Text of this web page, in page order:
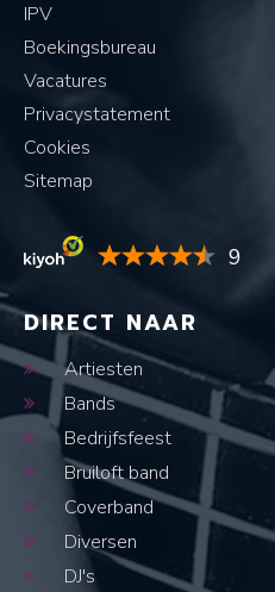
IPV
Boekingsbureau
Vacatures
Privacystatement
Cookies
Sitemap
9
DIRECT NAAR
Artiesten
Bands
Bedrijfsfeest
Bruiloft band
Coverband
Diversen
DJ's